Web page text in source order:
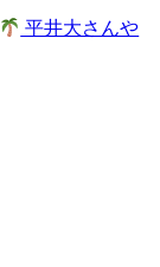
平井大さんや